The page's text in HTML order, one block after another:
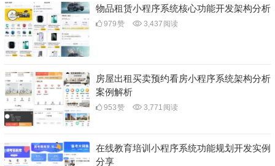
物品租赁小程序系统核心功能开发架构分析
979赞 3,437 阅读
房屋出租买卖预约看房小程序系统架构分析
案例解析
953赞 3,771 阅读
在线教育培训小程序系统功能规划开发实例
分享